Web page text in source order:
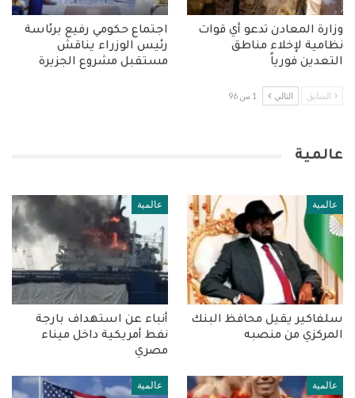
وزارة المعادن تدعو أي قوات
نظامية لإخلاء مناطق
التعدين فورياً
اجتماع حكومي رفيع برئاسة
رئيس الوزراء يناقش
مستقبل مشروع الجزيرة
السابق التالي 1 من 96
عالمية
عالمية
سلفاكير يقيل محافظ البنك
المركزي من منصبه
عالمية
أنباء عن استهداف بارجة
نفط أمريكية داخل ميناء
مصري
عالمية عالمية